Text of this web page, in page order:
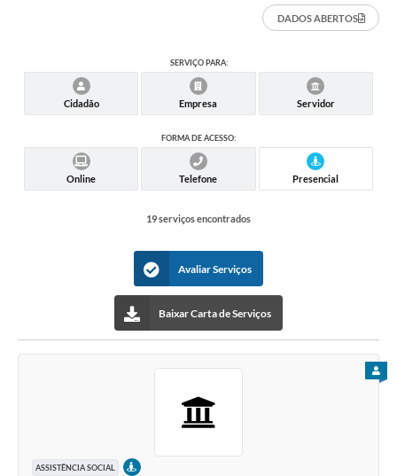
DADOS ABERTOS
SERVIÇO PARA:
Cidadão Empresa Servidor
FORMA DE ACESSO:
Online Telefone Presencial
19 serviços encontrados
Avaliar Serviços
Baixar Carta de Serviços
ASSISTÊNCIA SOCIAL PRESENCIAL